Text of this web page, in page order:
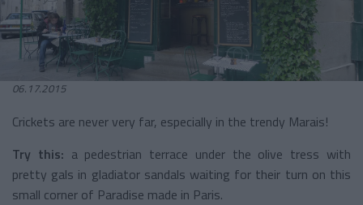
06.17.2015
Crickets are never very far, especially in the trendy Marais!
Try this: a pedestrian terrace under the olive tress with
pretty gals in gladiator sandals waiting for their turn on this
small corner of Paradise made in Paris.